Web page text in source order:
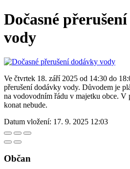
Dočasné
vody
Ve čtvrtek 18. září 2025 od 14:30 do
přerušení dodávky vody. Důvodem je
na vodovodním řádu v majetku obce. V
konat nebude.
Datum vložení: 17. 9. 2025 12:03
Občan